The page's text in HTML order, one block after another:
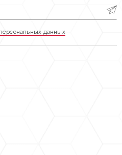
персональных данных